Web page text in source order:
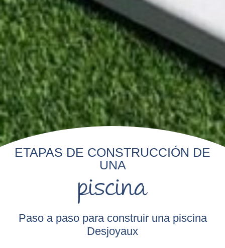
ETAPAS DE CONSTRUCCIÓN DE
UNA
piscina
Paso a paso para construir una piscina
Desjoyaux